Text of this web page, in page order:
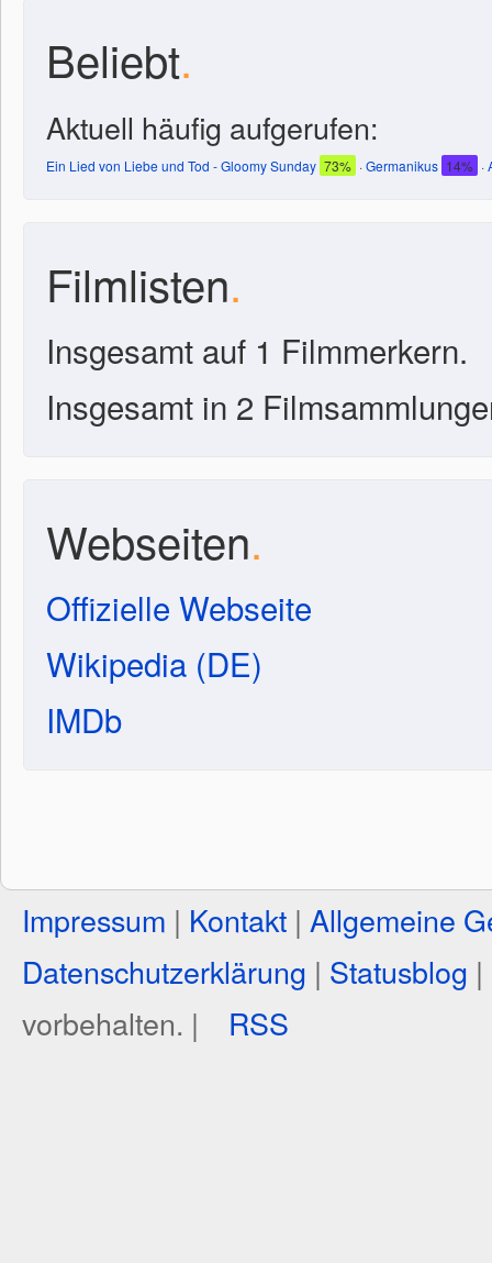
Beliebt.
Aktuell häufig aufgerufen:
Ein Lied von Liebe und Tod - Gloomy Sunday 73% ·Germanikus 14% ·
Filmlisten.
Insgesamt auf 1 Filmmerkern.
Insgesamt in 2
Webseiten.
Offizielle Webseite
Wikipedia (DE)
IMDb
Impressum | Kontakt | Allgemeine
Datenschutzerklärung | Statusblog |
vorbehalten. |
RSS